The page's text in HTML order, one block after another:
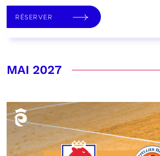
RÉSERVER
MAI 2027